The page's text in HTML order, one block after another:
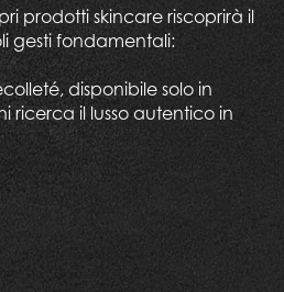
prodotti skincare riscoprirà il
gesti fondamentali:
disponibile solo in
ricerca il lusso autentico in